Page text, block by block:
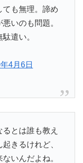
ても無理。諦め
いのも問題。
遣い。
4月6日
とは誰も教え
きるけれど、
いんだよね。